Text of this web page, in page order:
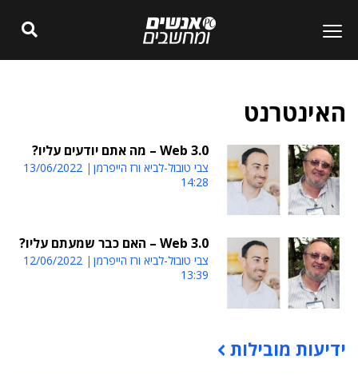
האינטרנט
Web 3.0 – מה אתם יודעים עליו?
צבי טובול-לביא ורז הייפרמן
13/06/2022
14:28
Web 3.0 – האם כבר שמעתם עליו?
צבי טובול-לביא ורז הייפרמן
12/06/2022
13:39
תוכן פרסומי
ידיעות מובילות